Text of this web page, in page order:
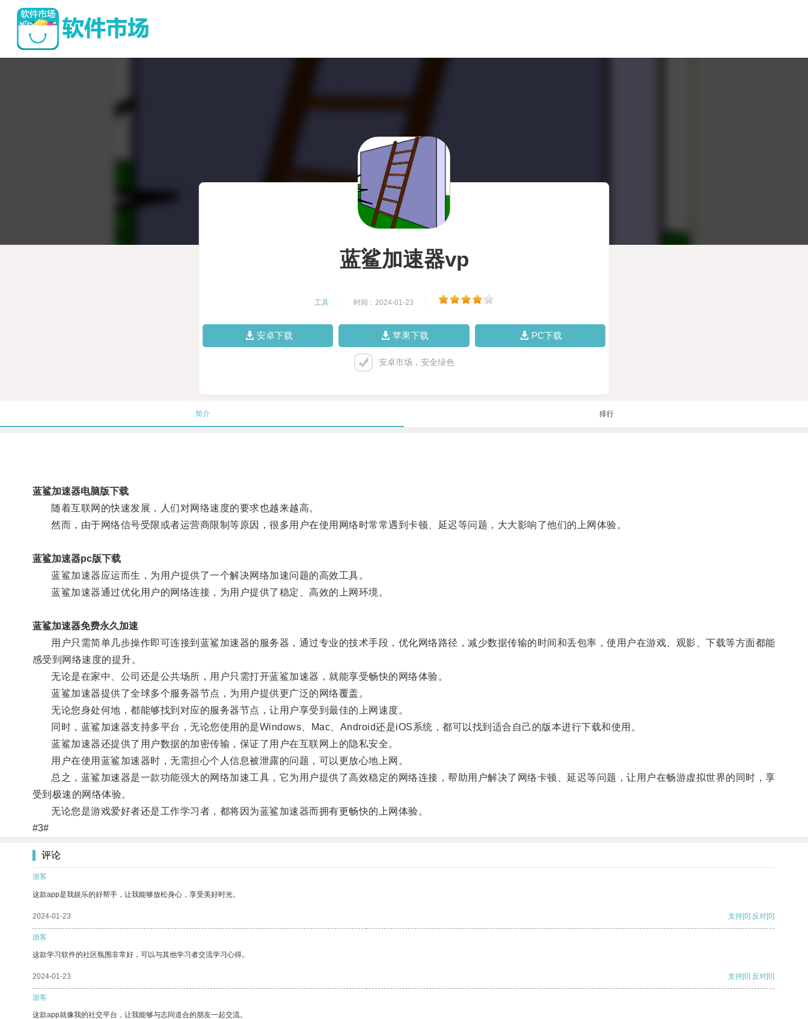
蓝鲨加速器vp
工具 时间：2024-01-23
安卓下载 苹果下载 PC下载
安卓市场，安全绿色
简介 排行
蓝鲨加速器电脑版下载
随着互联网的快速发展，人们对网络速度的要求也越来越高。
然而，由于网络信号受限或者运营商限制等原因，很多用户在使用网络时常常遇到卡顿、延迟等问题，大大影响了他们的上网体验。
蓝鲨加速器pc版下载
蓝鲨加速器应运而生，为用户提供了一个解决网络加速问题的高效工具。
蓝鲨加速器通过优化用户的网络连接，为用户提供了稳定、高效的上网环境。
蓝鲨加速器免费永久加速
用户只需简单几步操作即可连接到蓝鲨加速器的服务器，通过专业的技术手段，优化网络路径，减少数据传输的时间和丢包率，使用户在游戏、观影、下载等方面都能
感受到网络速度的提升。
无论是在家中、公司还是公共场所，用户只需打开蓝鲨加速器，就能享受畅快的网络体验。
蓝鲨加速器提供了全球多个服务器节点，为用户提供更广泛的网络覆盖。
无论您身处何地，都能够找到对应的服务器节点，让用户享受到最佳的上网速度。
同时，蓝鲨加速器支持多平台，无论您使用的是Windows、Mac、Android还是iOS系统，都可以找到适合自己的版本进行下载和使用。
蓝鲨加速器还提供了用户数据的加密传输，保证了用户在互联网上的隐私安全。
用户在使用蓝鲨加速器时，无需担心个人信息被泄露的问题，可以更放心地上网。
总之，蓝鲨加速器是一款功能强大的网络加速工具，它为用户提供了高效稳定的网络连接，帮助用户解决了网络卡顿、延迟等问题，让用户在畅游虚拟世界的同时，享
受到极速的网络体验。
无论您是游戏爱好者还是工作学习者，都将因为蓝鲨加速器而拥有更畅快的上网体验。
#3#
评论
游客
这款app是我娱乐的好帮手，让我能够放松身心，享受美好时光。
2024-01-23 支持[0] 反对[0]
游客
这款学习软件的社区氛围非常好，可以与其他学习者交流学习心得。
2024-01-23 支持[0] 反对[0]
游客
这款app就像我的社交平台，让我能够与志同道合的朋友一起交流。